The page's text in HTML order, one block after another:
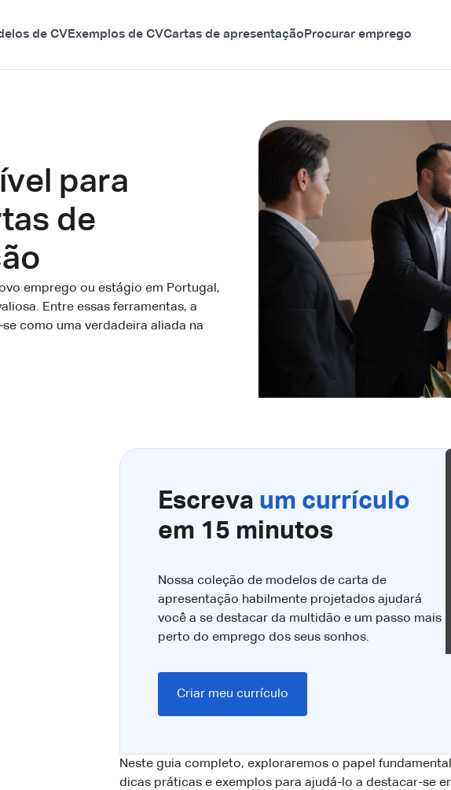
de CVExemplos de CVCartas de apresentação Procurar emprego
para
de
emprego ou estágio em Portugal,
Entre essas ferramentas, a
como uma verdadeira aliada na
Escreva um currículo
em 15 minutos
Nossa coleção de modelos de carta de
apresentação habilmente projetados ajudará
você a se destacar da multidão e um passo mais
perto do emprego dos seus sonhos.
Criar meu currículo
Neste guia completo, exploraremos o papel
dicas práticas e exemplos para ajudá-lo a destacar-se